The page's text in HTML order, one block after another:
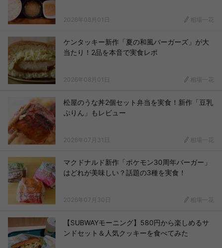
2026年08月01日 相場一花
ケンタッキー新作「夏の和風バーガーズ」が大
当たり！2品を本音で実食レポ
2026年08月01日 相場一花
松屋のうな丼2個セット弁当を実食！新作「豆乳
ぷりん」もレビュー
2026年07月31日 相場一花
マクドナルド新作「ポケモン30周年バーガー」
はどれが美味しい？話題の3種を実食！
2026年07月30日 相場一花
【SUBWAYモーニング】580円から楽しめるサ
ンドセット＆人気クッキーを食べてみた